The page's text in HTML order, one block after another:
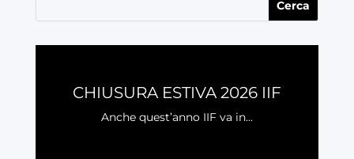
CHIUSURA ESTIVA 2026 IIF
Anche quest’anno IIF va in...